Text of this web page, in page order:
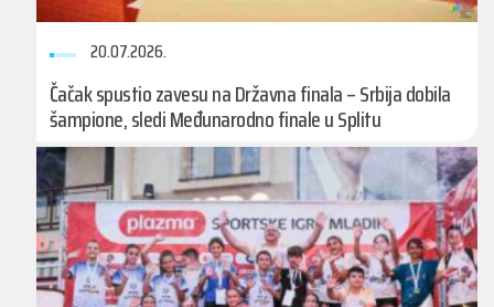
20.07.2026.
Čačak spustio zavesu na Državna finala – Srbija dobila
šampione, sledi Međunarodno finale u Splitu